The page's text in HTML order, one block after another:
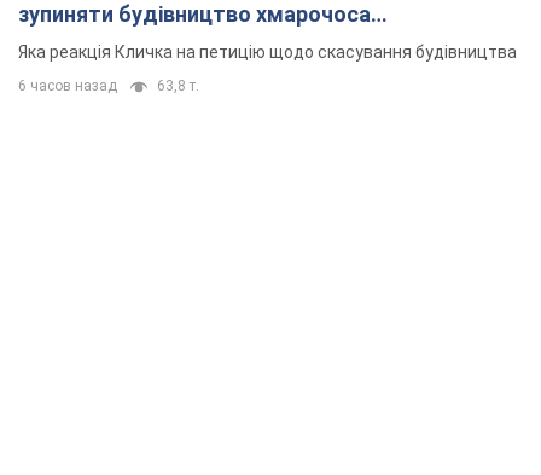
зупиняти будівництво хмарочоса
"московського вірянина"
Яка реакція Кличка на петицію щодо скасування будівництва
6 часов назад 63,8 т.